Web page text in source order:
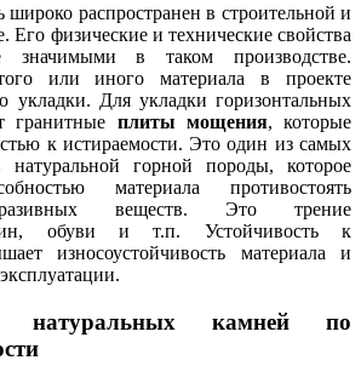
распространен в строительной и
Его физические и технические свойства
значимыми в таком производстве.
того или иного материала в проекте
укладки. Для укладки горизонтальных
гранитные плиты мощения, которые
к истираемости. Это один из самых
натуральной горной породы, которое
материала противостоять
веществ. Это трение
обуви и т.п. Устойчивость к
износоустойчивость материала и
натуральных камней по